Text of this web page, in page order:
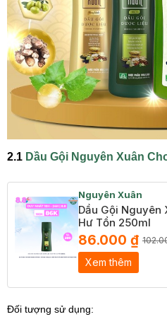
2.1 Dầu Gội Nguyên Xuân
Nguyên Xuân
Dầu Gội Nguyên
Hư Tổn 250ml
86.000 ₫
Xem thêm
Đối tượng sử dụng: